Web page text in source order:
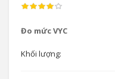
Đo mức VYC
Khối lượng: